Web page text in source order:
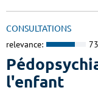
CONSULTATIONS
relevance:
l'enfant